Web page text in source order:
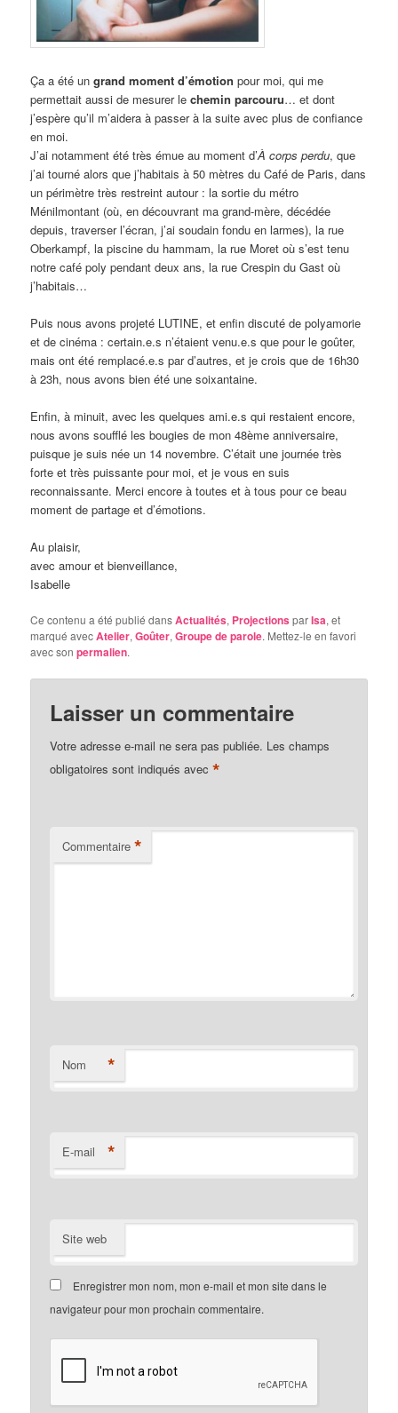
Ça a été ungrand moment d’émotion pour moi, qui me
permettait aussi de mesurer lechemin parcouru… et dont
j’espère qu’il m’aidera à passer à la suite avec plus de confiance
en moi.
J’ai notamment été très émue au moment d’À corps perdu, que
j’ai tourné alors que j’habitais à 50 mètres du Café de Paris, dans
un périmètre très restreint autour : la sortie du métro
Ménilmontant (où, en découvrant ma grand-mère, décédée
depuis, traverser l’écran, j’ai soudain fondu en larmes), la rue
Oberkampf, la piscine du hammam, la rue Moret où s’est tenu
notre café poly pendant deux ans, la rue Crespin du Gast où
j’habitais…
Puis nous avons projeté LUTINE, et enfin discuté de polyamorie
et de cinéma : certain.e.s n’étaient venu.e.s que pour le goûter,
mais ont été remplacé.e.s par d’autres, et je crois que de 16h30
à 23h, nous avons bien été une soixantaine.
Enfin, à minuit, avec les quelques ami.e.s qui restaient encore,
nous avons soufflé les bougies de mon 48ème anniversaire,
puisque je suis née un 14 novembre. C’était une journée très
forte et très puissante pour moi, et je vous en suis
reconnaissante. Merci encore à toutes et à tous pour ce beau
moment de partage et d’émotions.
Au plaisir,
avec amour et bienveillance,
Isabelle
Ce contenu a été publié dansActualités, ProjectionsparIsa, et
marqué avecAtelier,Goûter,Groupe de parole. Mettez-le en favori
avec sonpermalien.
Laisser un commentaire
Votre adresse e-mail ne sera pas publiée. Les champs
obligatoires sont indiqués avec*
Commentaire *
Nom *
E-mail *
Site web
Enregistrer mon nom, mon e-mail et mon site dans le
navigateur pour mon prochain commentaire.